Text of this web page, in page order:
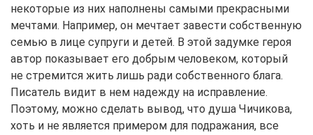
некоторые из них наполнены самыми прекрасными
мечтами. Например, он мечтает завести собственную
семью в лице супруги и детей. В этой задумке героя
автор показывает его добрым человеком, который
не стремится жить лишь ради собственного блага.
Писатель видит в нем надежду на исправление.
Поэтому, можно сделать вывод, что душа Чичикова,
хоть и не является примером для подражания, все